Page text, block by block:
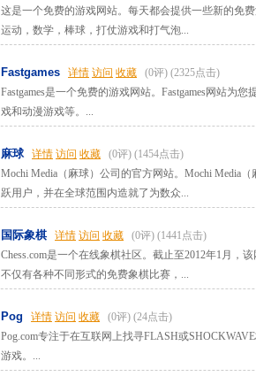
这是一个免费的游戏网站。每天都会提供一些新的免
运动，数学，棒球，打仗游戏和打气泡...
Fastgames 详情 访问 收藏 (0评) (2325点击)
Fastgames是一个免费的游戏网站。Fastgames网站为
戏和动漫游戏等。...
麻球 详情 访问 收藏 (0评) (1454点击)
Mochi Media（麻球）公司的官方网站。Mochi Media
跃用户，并在全球范围内造就了为数众...
国际象棋 详情 访问 收藏 (0评) (1441点击)
Chess.com是一个在线象棋社区。截止至2012年1月，
不仅有各种不同形式的免费象棋比赛，...
Pog 详情 访问 收藏 (0评) (24点击)
Pog.com专注于在互联网上找寻FLASH或
游戏。...